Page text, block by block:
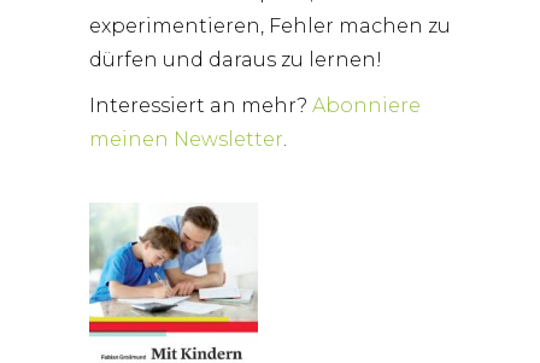
experimentieren, Fehler machen zu
dürfen und daraus zu lernen!
Interessiert an mehr? Abonniere
meinen Newsletter.